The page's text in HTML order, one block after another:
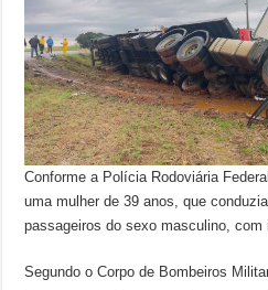
Conforme a Polícia Rodoviária
uma mulher de 39 anos, que
passageiros do sexo masculino, com
Segundo o Corpo de Bombeiros